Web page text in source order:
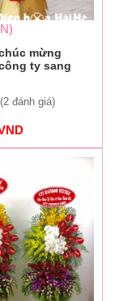
mừng
ty sang
(2 đánh giá)